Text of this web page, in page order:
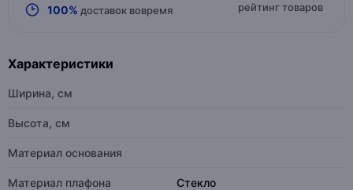
100% доставок вовремя рейтинг товаров
Характеристики
Ширина, см
Высота, см
Материал основания
Материал плафона Стекло